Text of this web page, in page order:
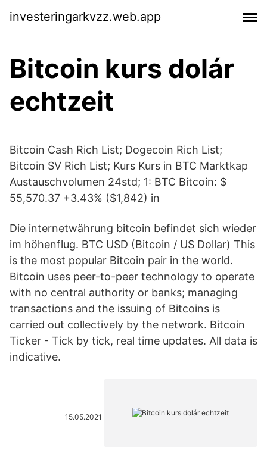
investeringarkvzz.web.app
Bitcoin kurs dolár
echtzeit
Bitcoin Cash Rich List; Dogecoin Rich List;
Bitcoin SV Rich List; Kurs Kurs in BTC Marktkap
Austauschvolumen 24std; 1: BTC Bitcoin: $
55,570.37 +3.43% ($1,842) in
Die internetwährung bitcoin befindet sich wieder
im höhenflug. BTC USD (Bitcoin / US Dollar) This
is the most popular Bitcoin pair in the world.
Bitcoin uses peer-to-peer technology to operate
with no central authority or banks; managing
transactions and the issuing of Bitcoins is
carried out collectively by the network. Bitcoin
Ticker - Tick by tick, real time updates. All data is
indicative.
15.05.2021